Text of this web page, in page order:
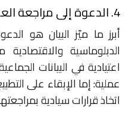
4. الدعوة إلى مراجعة العلاقات
أبرز ما ميّز البيان هو
الدبلوماسية
اعتيادية في البيانات
عملية: إما الإبقاء على
اتخاذ قرارات سيادية